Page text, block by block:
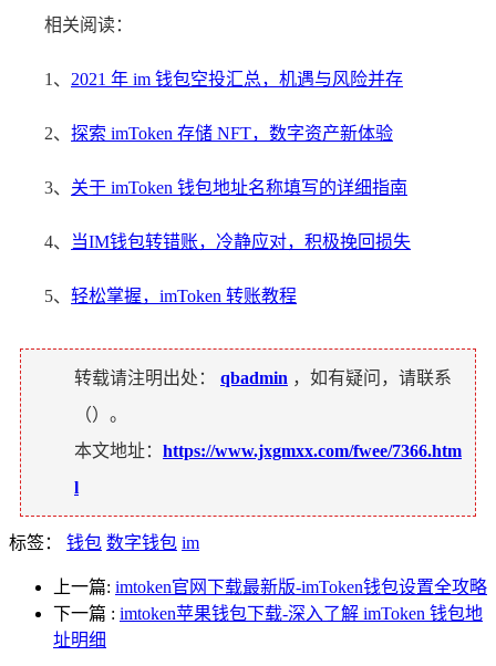
相关阅读：
1、 2021 年 im 钱包空投汇总，机遇与风险并存
2、 探索 imToken 存储 NFT，数字资产新体验
3、 关于 imToken 钱包地址名称填写的详细指南
4、 当IM钱包转错账，冷静应对，积极挽回损失
5、 轻松掌握，imToken 转账教程
转载请注明出处： qbadmin ，如有疑问，请联系
（）。
本文地址： https://www.jxgmxx.com/fwee/7366.htm
l
标签： 钱包 数字钱包 im
上一篇: imtoken官网下载最新版-imToken钱包设置全攻略
下一篇 : imtoken苹果钱包下载-深入了解 imToken 钱包地
址明细